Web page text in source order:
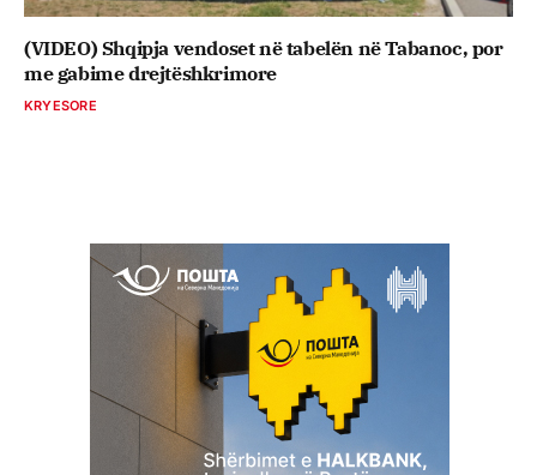
(VIDEO) Shqipja vendoset në tabelën në Tabanoc, por
me gabime drejtëshkrimore
KRYESORE